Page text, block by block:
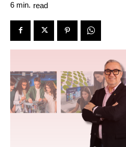
6 min. read